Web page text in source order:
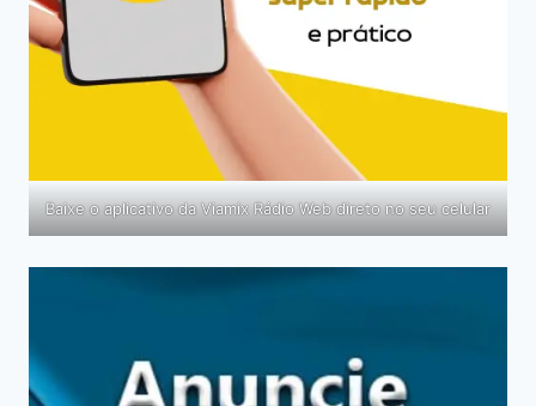
Baixe o aplicativo da Viamix Rádio Web direto no seu celular